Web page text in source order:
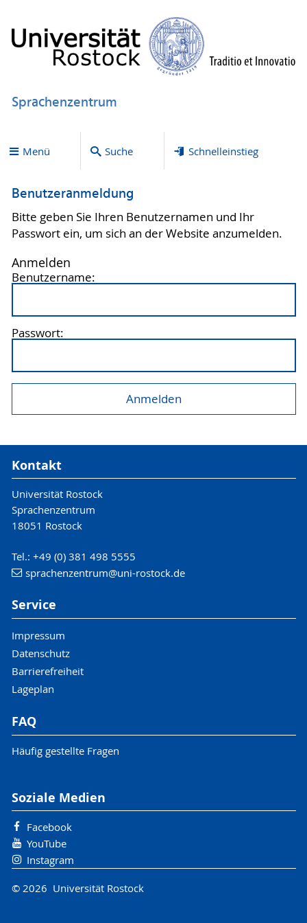
Sprachenzentrum
Menü Suche Schnelleinstieg
Benutzeranmeldung
Bitte geben Sie Ihren Benutzernamen und Ihr
Passwort ein, um sich an der Website anzumelden.
Anmelden
Benutzername:
Passwort:
Kontakt
Universität Rostock
Sprachenzentrum
18051 Rostock
Tel.: +49 (0) 381 498 5555
sprachenzentrum@uni-rostock.de
Service
Impressum
Datenschutz
Barrierefreiheit
Lageplan
FAQ
Häufig gestellte Fragen
Soziale Medien
Facebook
YouTube
Instagram
© 2026 Universität Rostock